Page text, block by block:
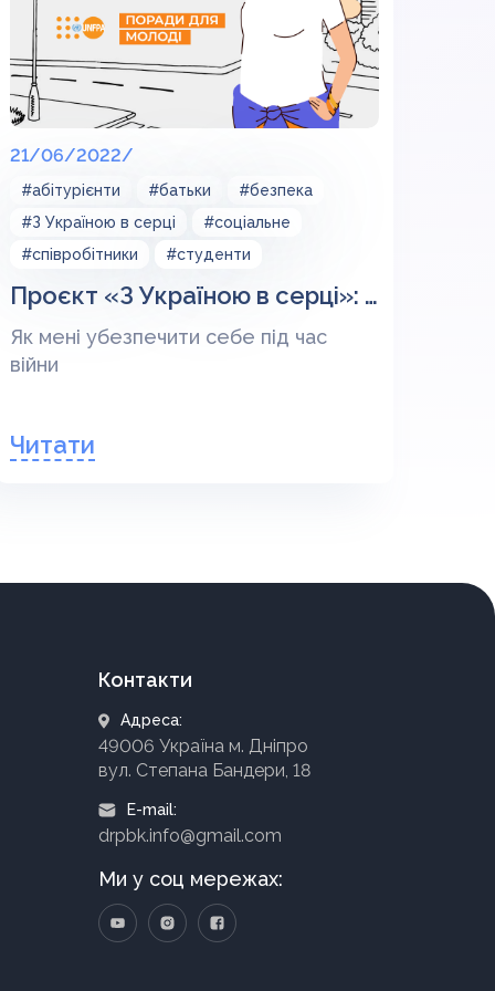
21/06/2022/
#абітурієнти #батьки
#безпека
#З Україною в серці
#соціальне
#співробітники
#студенти
Проєкт «З Україною в серці»: Як убезпечити себе під час війни (частина 2)
Як мені убезпечити себе під час
війни
Читати
Контакти
Адреса:
49006 Україна м. Дніпро
вул. Степана Бандери, 18
E-mail:
drpbk.info@gmail.com
Ми у соц мережах: